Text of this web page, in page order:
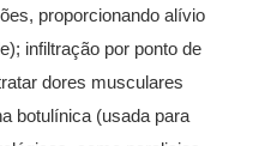
proporcionando alívio
infiltração por ponto de
dores musculares
botulínica (usada para